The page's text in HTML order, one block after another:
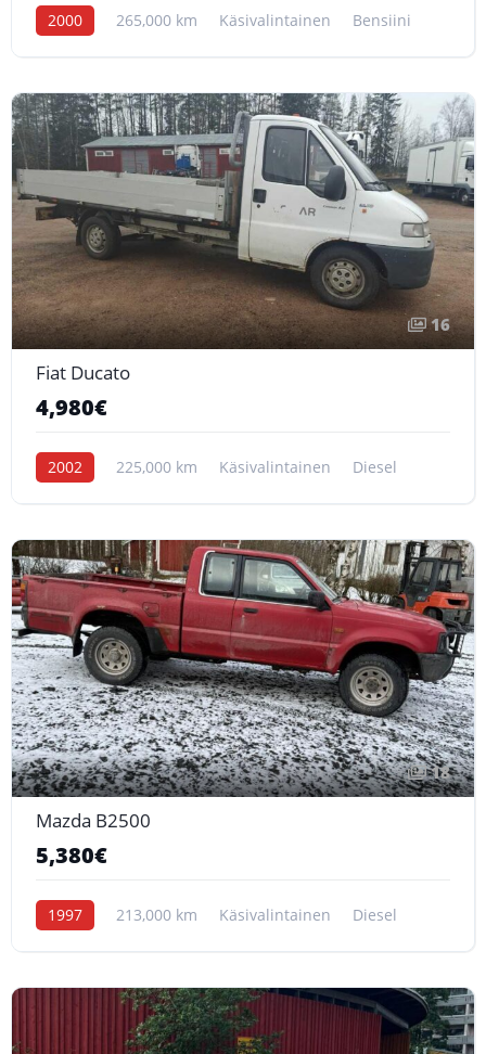
2000 265,000 km Käsivalintainen Bensiini
16
Fiat Ducato
4,980€
2002 225,000 km Käsivalintainen Diesel
18
Mazda B2500
5,380€
1997 213,000 km Käsivalintainen Diesel